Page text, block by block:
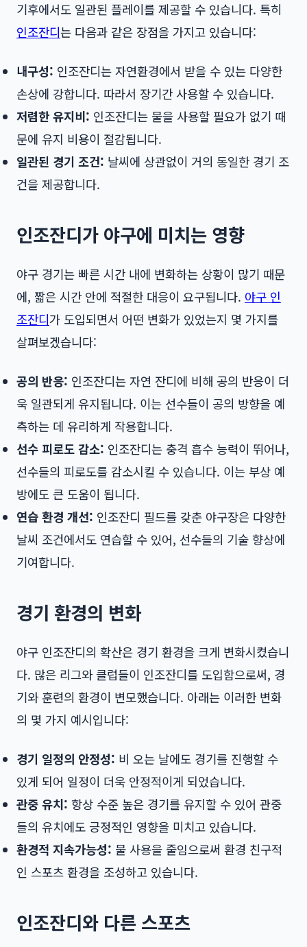
기후에서도 일관된 플레이를 제공할 수 있습니다. 특히
인조잔디는 다음과 같은 장점을 가지고 있습니다:
내구성: 인조잔디는 자연환경에서 받을 수 있는 다양한
손상에 강합니다. 따라서 장기간 사용할 수 있습니다.
저렴한 유지비: 인조잔디는 물을 사용할 필요가 없기 때
문에 유지 비용이 절감됩니다.
일관된 경기 조건: 날씨에 상관없이 거의 동일한 경기 조
건을 제공합니다.
인조잔디가 야구에 미치는 영향
야구 경기는 빠른 시간 내에 변화하는 상황이 많기 때문
에, 짧은 시간 안에 적절한 대응이 요구됩니다. 야구 인
조잔디가 도입되면서 어떤 변화가 있었는지 몇 가지를
살펴보겠습니다:
공의 반응: 인조잔디는 자연 잔디에 비해 공의 반응이 더
욱 일관되게 유지됩니다. 이는 선수들이 공의 방향을 예
측하는 데 유리하게 작용합니다.
선수 피로도 감소: 인조잔디는 충격 흡수 능력이 뛰어나,
선수들의 피로도를 감소시킬 수 있습니다. 이는 부상 예
방에도 큰 도움이 됩니다.
연습 환경 개선: 인조잔디 필드를 갖춘 야구장은 다양한
날씨 조건에서도 연습할 수 있어, 선수들의 기술 향상에
기여합니다.
경기 환경의 변화
야구 인조잔디의 확산은 경기 환경을 크게 변화시켰습니
다. 많은 리그와 클럽들이 인조잔디를 도입함으로써, 경
기와 훈련의 환경이 변모했습니다. 아래는 이러한 변화
의 몇 가지 예시입니다:
경기 일정의 안정성: 비 오는 날에도 경기를 진행할 수
있게 되어 일정이 더욱 안정적이게 되었습니다.
관중 유치: 항상 수준 높은 경기를 유지할 수 있어 관중
들의 유치에도 긍정적인 영향을 미치고 있습니다.
환경적 지속가능성: 물 사용을 줄임으로써 환경 친구적
인 스포츠 환경을 조성하고 있습니다.
인조잔디와 다른 스포츠